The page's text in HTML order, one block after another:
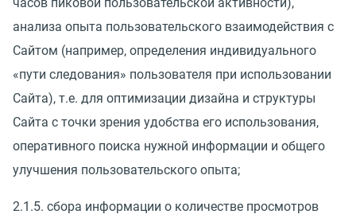
часов пиковой пользовательской активности),
анализа опыта пользовательского взаимодействия с
Сайтом (например, определения индивидуального
«пути следования» пользователя при использовании
Сайта), т.е. для оптимизации дизайна и структуры
Сайта с точки зрения удобства его использования,
оперативного поиска нужной информации и общего
улучшения пользовательского опыта;
2.1.5. сбора информации о количестве просмотров